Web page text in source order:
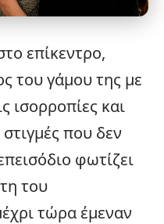
επίκεντρο,
του γάμου της με
ισορροπίες και
που δεν
φωτίζει
του
τώρα έμεναν